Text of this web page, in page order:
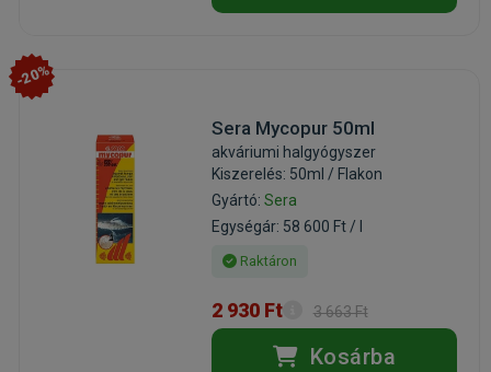
-20%
Sera Mycopur 50ml
akváriumi halgyógyszer
Kiszerelés: 50ml / Flakon
Gyártó: Sera
Egységár: 58 600 Ft / l
Raktáron
2 930 Ft 3 663 Ft
Kosárba